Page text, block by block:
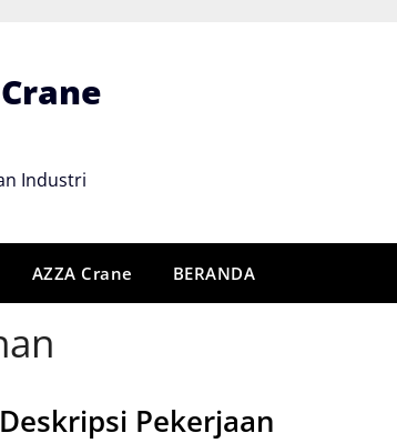
Industri
AZZA Crane BERANDA
Pekerjaan